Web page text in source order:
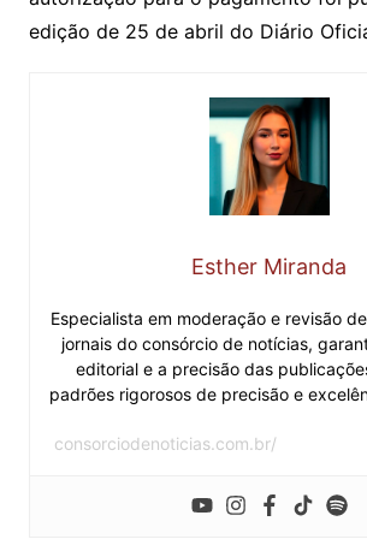
edição de 25 de abril do Diário
Esther Miranda
Especialista em moderação e revisão
jornais do consórcio de notícias,
editorial e a precisão das
padrões rigorosos de precisão e
consorciodenoticias.com.br/